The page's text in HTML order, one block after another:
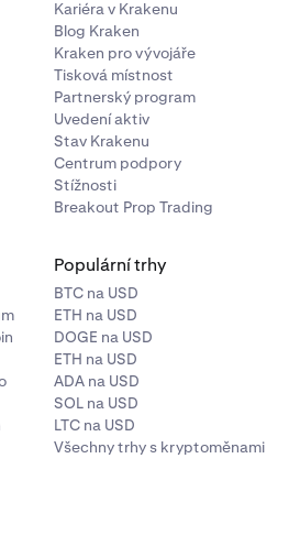
přebíráte tržní a protokolové
aktiv nebo zapojených
nebo selhat.
Kariéra v Krakenu
Blog Kraken
Kraken pro vývojáře
Tisková místnost
Partnerský program
Uvedení aktiv
Stav Krakenu
Centrum podpory
Stížnosti
Breakout Prop Trading
Populární trhy
BTC na USD
ETH na USD
DOGE na USD
ETH na USD
ADA na USD
SOL na USD
LTC na USD
Všechny trhy s kryptoměnami